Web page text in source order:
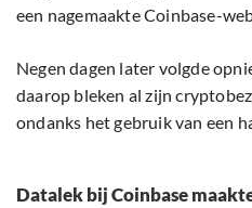
een nagemaakte Coinbase-
Negen dagen later volgde
daarop bleken al zijn
ondanks het gebruik van een
Datalek bij Coinbase